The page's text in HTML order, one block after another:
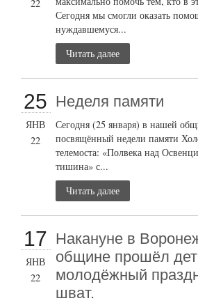
22
Сегодня мы смогли оказать
нуждавшемуся...
Читать далее
25
ЯНВ
22
Неделя памяти
Сегодня (25 января) в нашей
посвящённый недели памяти
телемоста: «Полвека над
тишина» с...
Читать далее
17
ЯНВ
22
Накануне в
общине прошёл
молодёжный
шват.